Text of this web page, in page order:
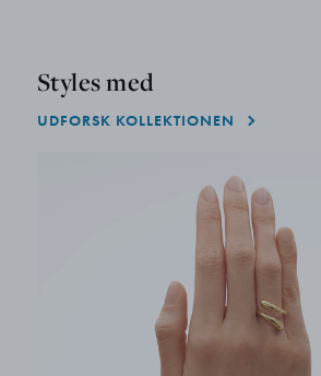
Styles med
UDFORSK KOLLEKTIONEN